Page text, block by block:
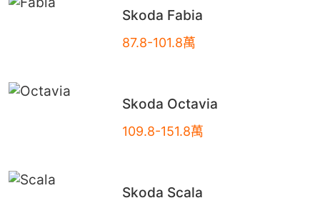
Skoda Fabia
87.8-101.8萬
Skoda Octavia
109.8-151.8萬
Skoda Scala